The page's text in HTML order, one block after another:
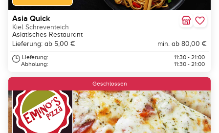
Asia Quick
Kiel Schreventeich
Asiatisches Restaurant
Lieferung: ab 5,00 €
min. ab 80,00 €
Lieferung:
Abholung:
11:30 - 21:00
11:30 - 21:00
Geschlossen